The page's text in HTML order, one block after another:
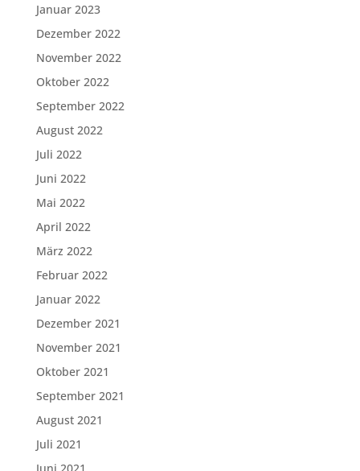
Januar 2023
Dezember 2022
November 2022
Oktober 2022
September 2022
August 2022
Juli 2022
Juni 2022
Mai 2022
April 2022
März 2022
Februar 2022
Januar 2022
Dezember 2021
November 2021
Oktober 2021
September 2021
August 2021
Juli 2021